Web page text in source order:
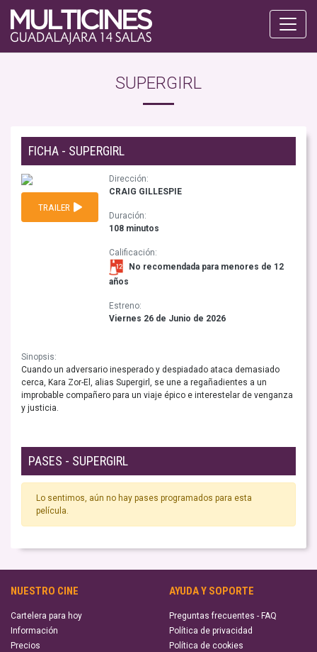
SUPERGIRL
FICHA - SUPERGIRL
TRAILER
Dirección:
CRAIG GILLESPIE
Duración:
108 minutos
Calificación:
No recomendada para menores de 12
años
Estreno:
Viernes 26 de Junio de 2026
Sinopsis:
Cuando un adversario inesperado y despiadado ataca demasiado
cerca, Kara Zor-El, alias Supergirl, se une a regañadientes a un
improbable compañero para un viaje épico e interestelar de venganza
y justicia.
PASES - SUPERGIRL
Lo sentimos, aún no hay pases programados para esta
película.
NUESTRO CINE
Cartelera para hoy
Información
Precios
AYUDA Y SOPORTE
Preguntas frecuentes - FAQ
Política de privacidad
Política de cookies